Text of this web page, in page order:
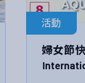
活動
婦女節